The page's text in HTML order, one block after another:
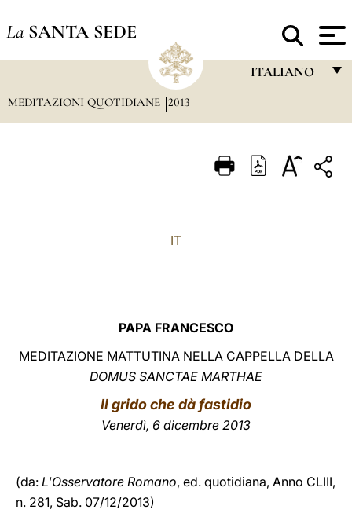
La SANTA SEDE
ITALIANO
ITALIANO
中文
LATINE
MEDITAZIONI QUOTIDIANE 2013
IT
PAPA FRANCESCO
MEDITAZIONE MATTUTINA NELLA CAPPELLA DELLA
DOMUS SANCTAE MARTHAE
Il grido che dà fastidio
Venerdì, 6 dicembre 2013
(da: L'Osservatore Romano, ed. quotidiana, Anno CLIII,
n. 281, Sab. 07/12/2013)